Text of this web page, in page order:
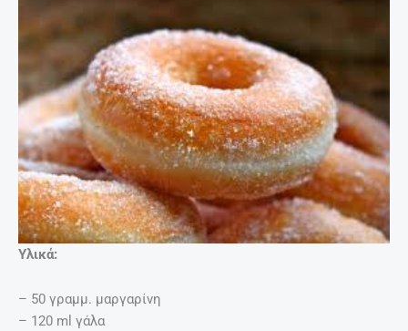
Υλικά:
– 50 γραμμ. μαργαρίνη
– 120 ml γάλα